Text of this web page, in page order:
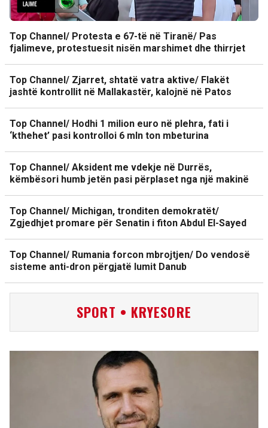
Top Channel/ Protesta e 67-të në Tiranë/ Pas
fjalimeve, protestuesit nisën marshimet dhe thirrjet
Top Channel/ Zjarret, shtatë vatra aktive/ Flakët
jashtë kontrollit në Mallakastër, kalojnë në Patos
Top Channel/ Hodhi 1 milion euro në plehra, fati i
‘kthehet’ pasi kontrolloi 6 mln ton mbeturina
Top Channel/ Aksident me vdekje në Durrës,
këmbësori humb jetën pasi përplaset nga një makinë
Top Channel/ Michigan, tronditen demokratët/
Zgjedhjet promare për Senatin i fiton Abdul El-Sayed
Top Channel/ Rumania forcon mbrojtjen/ Do vendosë
sisteme anti-dron përgjatë lumit Danub
SPORT • KRYESORE